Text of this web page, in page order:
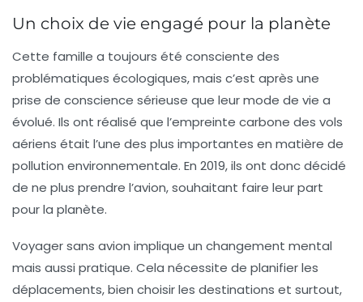
Un choix de vie engagé pour la planète
Cette famille a toujours été consciente des
problématiques écologiques, mais c’est après une
prise de conscience sérieuse que leur mode de vie a
évolué. Ils ont réalisé que l’empreinte carbone des vols
aériens était l’une des plus importantes en matière de
pollution environnementale. En 2019, ils ont donc décidé
de ne plus prendre l’avion, souhaitant faire leur part
pour la planète.
Voyager sans avion implique un changement mental
mais aussi pratique. Cela nécessite de planifier les
déplacements, bien choisir les destinations et surtout,